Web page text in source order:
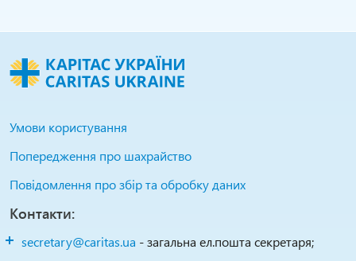
Умови користування
Попередження про шахрайство
Повідомлення про збір та обробку даних
Контакти:
secretary@caritas.ua - загальна ел.пошта секретаря;